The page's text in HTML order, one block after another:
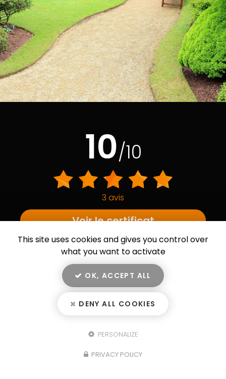
10/10
3 avis
Voir le certificat
PROFESSIONNELS CERTIFIÉS
MEMBRE DU RÉSEAU
D’EXCELLENCE
This site uses cookies and gives you control over
what you want to activate
OK, ACCEPT ALL
DENY ALL COOKIES
PERSONALIZE
PRIVACY POLICY